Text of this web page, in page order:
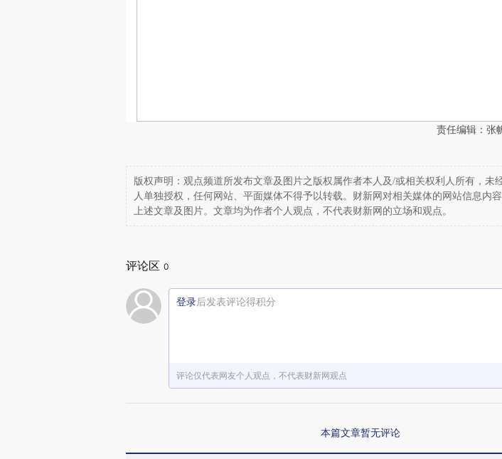
责任编辑：张
版权声明：观点频道所发布文章及图片之版权属作者本人及/或相关权利人所有，未
人单独授权，任何网站、平面媒体不得予以转载。财新网对相关媒体的网站信息内
上述文章及图片。文章均为作者个人观点，不代表财新网的立场和观点。
评论区 0
登录后发表评论得积分
评论仅代表网友个人观点，不代表财新网观点
本篇文章暂无评论